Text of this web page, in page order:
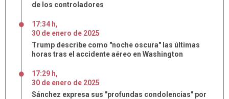
de los controladores
17:34 h,
30 de enero de 2025
Trump describe como "noche oscura" las últimas
horas tras el accidente aéreo en Washington
17:29 h,
30 de enero de 2025
Sánchez expresa sus "profundas condolencias" por